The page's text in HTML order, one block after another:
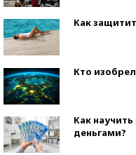
Как
Кто
Как
деньгами?